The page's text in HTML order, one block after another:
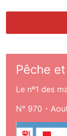
Pêche
Le nº1 des
N° 970 -